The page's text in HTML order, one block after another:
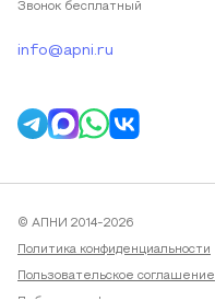
Звонок бесплатный
info@apni.ru
© АПНИ 2014-2026
Политика конфиденциальности
Пользовательское соглашение